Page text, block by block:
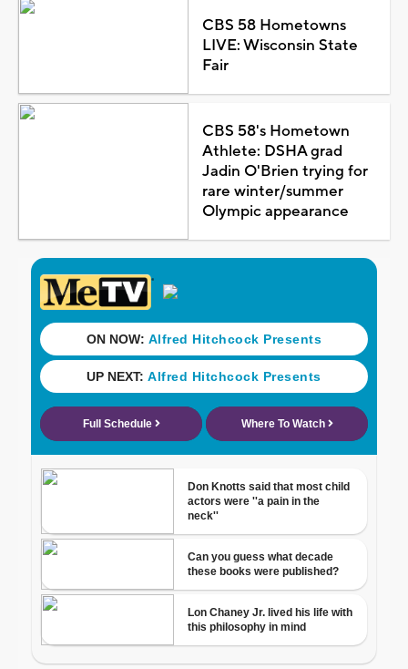
CBS 58 Hometowns
LIVE: Wisconsin State
Fair
CBS 58's Hometown
Athlete: DSHA grad
Jadin O'Brien trying for
rare winter/summer
Olympic appearance